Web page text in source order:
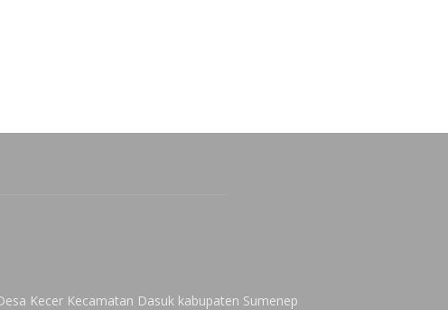
Kecer Kecamatan Dasuk kabupaten Sumenep